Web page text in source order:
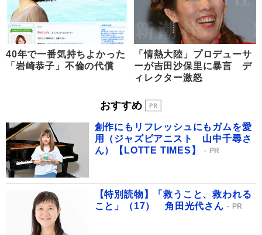
40年で一番気持ちよかった
「岩崎恭子」不倫の代償
「情熱大陸」プロデューサ
ーが吉田沙保里に暴言 デ
ィレクター激怒
おすすめ
創作にもリフレッシュにもガムを愛
用（ジャズピアニスト 山中千尋さ
ん）【LOTTE TIMES】
PR
【特別読物】「救うこと、救われる
こと」（17） 角田光代さん
PR